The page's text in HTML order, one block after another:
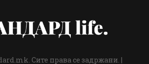
Сите права се задржани. |